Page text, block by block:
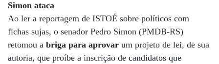
Simon ataca
Ao ler a reportagem de ISTOÉ sobre políticos com
fichas sujas, o senador Pedro Simon (PMDB-RS)
retomou a briga para aprovar um projeto de lei, de sua
autoria, que proíbe a inscrição de candidatos que